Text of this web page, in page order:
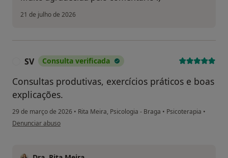
21 de julho de 2026
SV Consulta verificada
Consultas produtivas, exercícios práticos e boas
explicações.
29 de março de 2026 • Rita Meira, Psicologia - Braga • Psicoterapia •
na opinião do utilizador SV
Denunciar abuso